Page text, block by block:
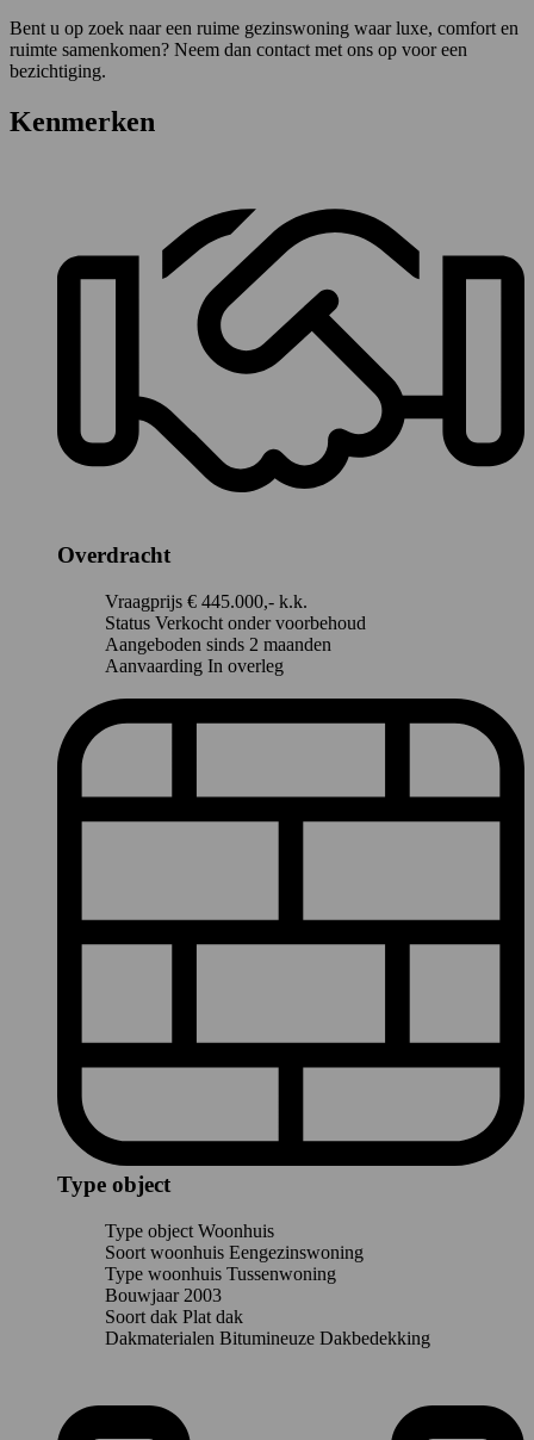
Bent u op zoek naar een ruime gezinswoning waar luxe, comfort en
ruimte samenkomen? Neem dan contact met ons op voor een
bezichtiging.
Kenmerken
Overdracht
Vraagprijs € 445.000,- k.k.
Status Verkocht onder voorbehoud
Aangeboden sinds 2 maanden
Aanvaarding In overleg
Type object
Type object Woonhuis
Soort woonhuis Eengezinswoning
Type woonhuis Tussenwoning
Bouwjaar 2003
Soort dak Plat dak
Dakmaterialen Bitumineuze Dakbedekking